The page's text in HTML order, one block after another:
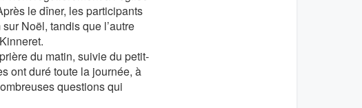
le dîner, les participants
Noël, tandis que l’autre
du matin, suivie du petit-
ont duré toute la journée, à
questions qui